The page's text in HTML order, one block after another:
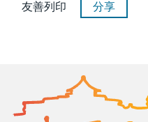
友善列印 分享